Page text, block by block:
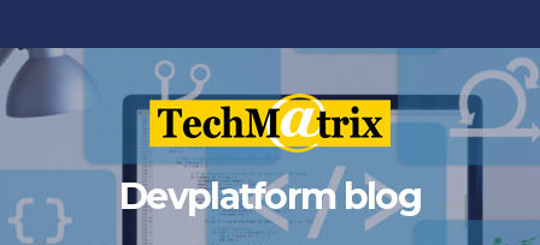
to
content
Devplatform blog